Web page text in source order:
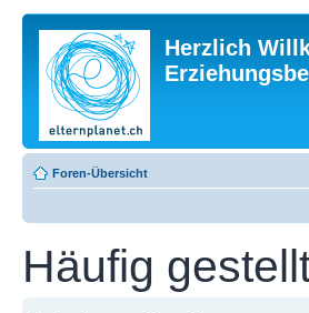
Herzlich
Foren-Übersicht
Häufig